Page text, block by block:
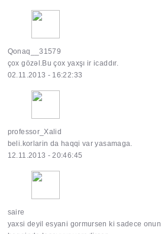
Qonaq__31579
çox gözəl.Bu çox yaxşı ir icaddır.
02.11.2013 - 16:22:33
professor_Xalid
beli.korlarin da haqqi var yasamaga.
12.11.2013 - 20:46:45
saire
yaxsi deyil esyani gormursen ki sadece onun